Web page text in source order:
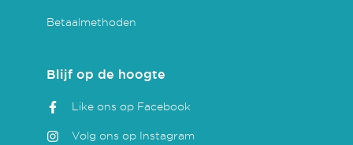
Betaalmethoden
Blijf op de hoogte
Like ons op Facebook
Volg ons op Instagram